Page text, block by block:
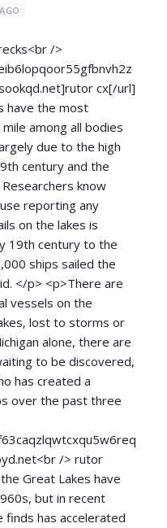
/>
cx[/url]
have the most
among all bodies
due to the high
century and the
know
reporting any
on the lakes is
19th century to the
ships sailed the
</p> <p>There are
vessels on the
lost to storms or
alone, there are
to be discovered,
has created a
over the past three
/> rutor
Great Lakes have
but in recent
has accelerated